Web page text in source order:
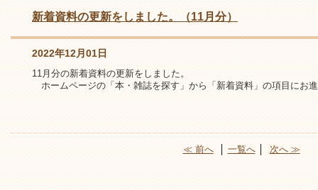
新着資料の更新をしました。（11月分）
2022年12月01日
11月分の新着資料の更新をしました。
ホームページの「本・雑誌を探す」から「新着資料」の項目にお
≪ 前へ│ 一覧へ│ 次へ ≫